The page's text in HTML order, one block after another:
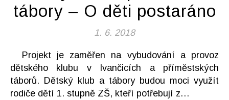
tábory – O děti postaráno
1. 6. 2018
Projekt je zaměřen na vybudování a provoz
dětského klubu v Ivančicích a příměstských
táborů. Dětský klub a tábory budou moci využít
rodiče dětí 1. stupně ZŠ, kteří potřebují z…